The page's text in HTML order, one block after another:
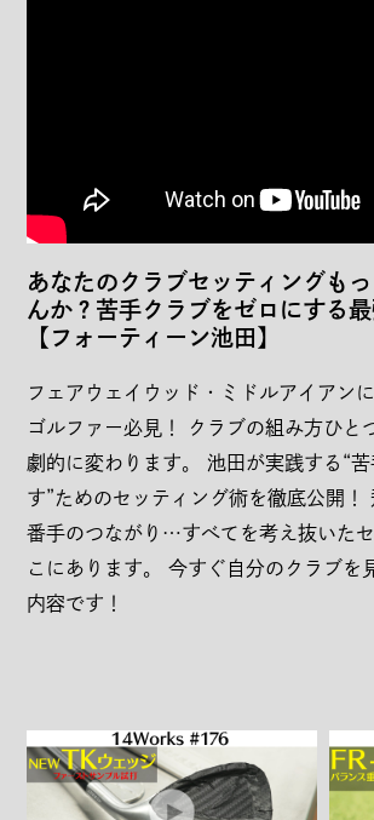
あなたのクラブセッティングも
んか？苦手クラブをゼロにする
【フォーティーン池田】
フェアウェイウッド・ミドルアイアン
ゴルファー必見！ クラブの組み方ひと
劇的に変わります。 池田が実践する“苦
す”ためのセッティング術を徹底公開！
番手のつながり…すべてを考え抜いた
こにあります。 今すぐ自分のクラブを
内容です！
会社概要
利用規約
特定商取引法に関する表示
なりすまし詐欺メールへの注意喚起
ENGLISH